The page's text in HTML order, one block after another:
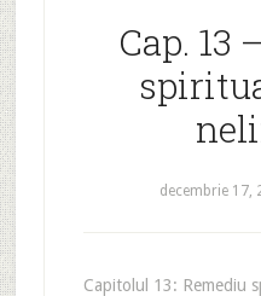
Cap. 13
decembrie 17,
Capitolul 13: Remediu